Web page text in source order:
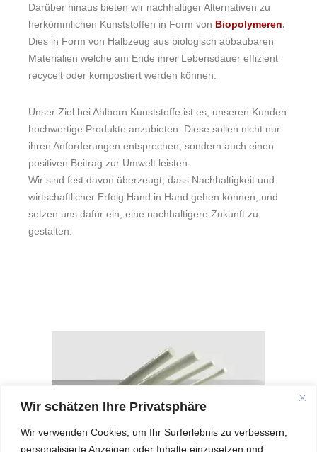
Wir schätzen Ihre Privatsphäre
Wir verwenden Cookies, um Ihr Surferlebnis zu verbessern,
personalisierte Anzeigen oder Inhalte einzusetzen und
Darüber hinaus bieten wir nachhaltiger Alternativen zu
herkömmlichen Kunststoffen in Form von Biopolymeren.
Dies in Form von Halbzeug aus biologisch abbaubaren
Materialien welche am Ende ihrer Lebensdauer effizient
recycelt oder kompostiert werden können.
Unser Ziel bei Ahlborn Kunststoffe ist es, unseren Kunden
hochwertige Produkte anzubieten. Diese sollen nicht nur
ihren Anforderungen entsprechen, sondern auch einen
positiven Beitrag zur Umwelt leisten.
Wir sind fest davon überzeugt, dass Nachhaltigkeit und
wirtschaftlicher Erfolg Hand in Hand gehen können, und
setzen uns dafür ein, eine nachhaltigere Zukunft zu
gestalten.
Biopolymere Bio-Halbzeuge